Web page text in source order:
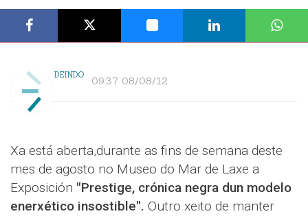
DEINDO 09:37 08/08/12
Xa está aberta,durante as fins de semana deste
mes de agosto no Museo do Mar de Laxe a
Exposición "Prestige, crónica negra dun modelo
enerxético insostible". Outro xeito de manter